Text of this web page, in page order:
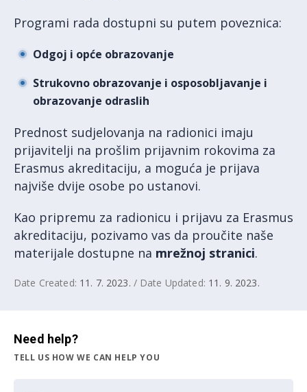
Programi rada dostupni su putem poveznica:
Odgoj i opće obrazovanje
Strukovno obrazovanje i osposobljavanje i
obrazovanje odraslih
Prednost sudjelovanja na radionici imaju
prijavitelji na prošlim prijavnim rokovima za
Erasmus akreditaciju, a moguća je prijava
najviše dvije osobe po ustanovi.
Kao pripremu za radionicu i prijavu za Erasmus
akreditaciju, pozivamo vas da proučite naše
materijale dostupne na mrežnoj stranici.
Date Created: 11. 7. 2023. / Date Updated: 11. 9. 2023.
Need help?
TELL US HOW WE CAN HELP YOU